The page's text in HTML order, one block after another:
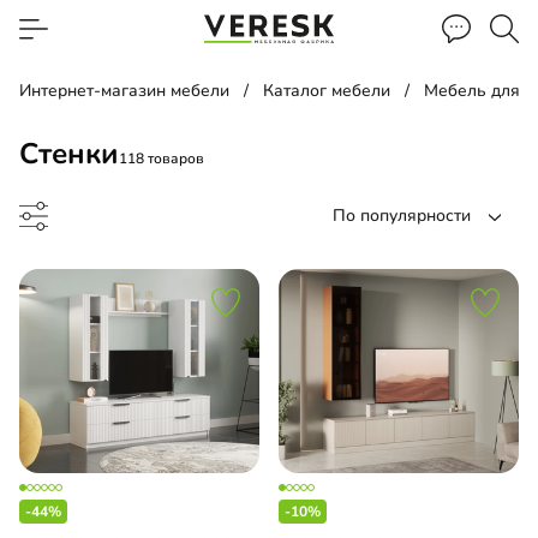
Интернет-магазин мебели Каталог мебели Мебель для
Стенки118 товаров
По популярности
гостиная
-44% -10%